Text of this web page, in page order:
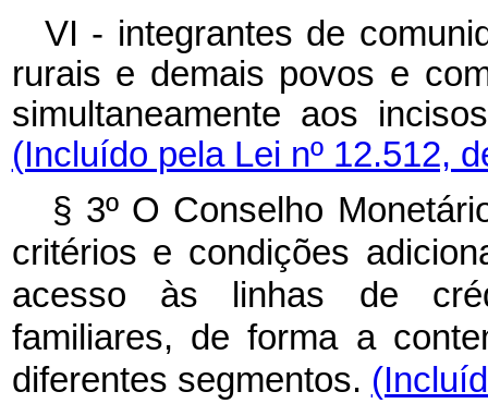
VI - integrantes de
rurais e demais povos e
simultaneamente aos
(Incluído pela Lei nº 12.512,
§ 3º O Conselho
critérios e condições
acesso às linhas de
familiares, de forma a
diferentes segmentos.